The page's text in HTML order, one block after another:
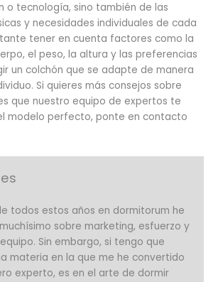
o tecnología, sino también de las
y necesidades individuales de cada
tener en cuenta factores como la
el peso, la altura y las preferencias
un colchón que se adapte de manera
Si quieres más consejos sobre
que nuestro equipo de expertos te
modelo perfecto, ponte en contacto
todos estos años en dormitorum he
sobre marketing, esfuerzo y
Sin embargo, si tengo que
materia en la que me he convertido
experto, es en el arte de dormir